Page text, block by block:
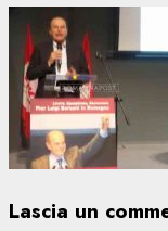
Lascia un